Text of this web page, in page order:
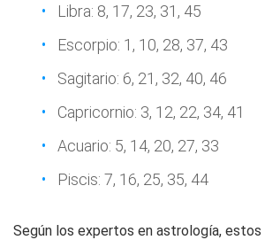
Libra: 8, 17, 23, 31, 45
Escorpio: 1, 10, 28, 37, 43
Sagitario: 6, 21, 32, 40, 46
Capricornio: 3, 12, 22, 34, 41
Acuario: 5, 14, 20, 27, 33
Piscis: 7, 16, 25, 35, 44
Según los expertos en astrología, estos